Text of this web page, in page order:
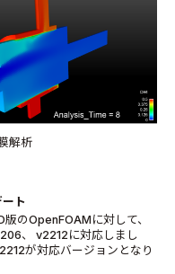
解析
ト
版のOpenFOAM に対して、
、 v2212 に対応しまし
が対応バージョンとなり